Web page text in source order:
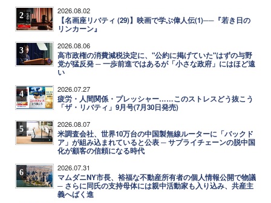
2 2026.08.02
【名画座リバティ (29)】映画で学ぶ偉人伝(1)──『若き日の
リンカーン』
3 2026.08.06
高市政権の消費減税決定に、"公約に掲げていた"はずの与野
党が猛反発 ─ 一歩前進ではあるが「小さな政府」にはほど遠
い
4 2026.07.27
疲労・人間関係・プレッシャー……このストレスどう抜こう
「ザ・リバティ」9月号(7月30日発売)
5 2026.08.07
米調査会社、世界10万台の中国製無線ルーターに「バックド
ア」が組み込まれていると公表 ─ サプライチェーンの脱中国
化が顧客の信頼になる時代
6 2026.07.31
マムダニNY市長、裕福な不動産所有者の個人情報公開で物議
─ さらに同氏の支持母体には親中活動家も入り込み、共産主
義へばく進